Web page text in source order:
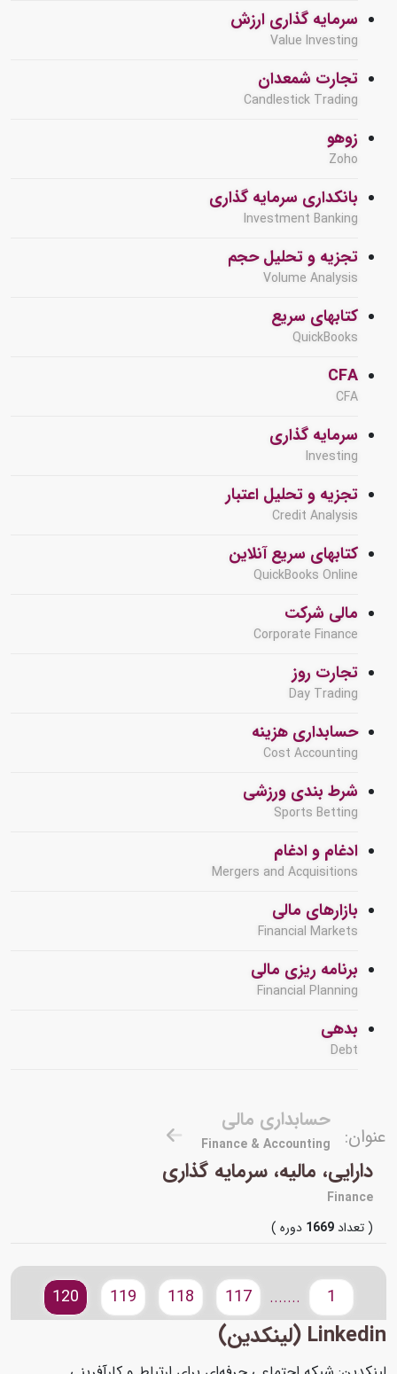
سرمایه گذاری ارزش
Value Investing
تجارت شمعدان
Candlestick Trading
زوهو
Zoho
بانکداری سرمایه گذاری
Investment Banking
تجزیه و تحلیل حجم
Volume Analysis
کتابهای سریع
QuickBooks
CFA
CFA
سرمایه گذاری
Investing
تجزیه و تحلیل اعتبار
Credit Analysis
کتابهای سریع آنلاین
QuickBooks Online
مالی شرکت
Corporate Finance
تجارت روز
Day Trading
حسابداری هزینه
Cost Accounting
شرط بندی ورزشی
Sports Betting
ادغام و ادغام
Mergers and Acquisitions
بازارهای مالی
Financial Markets
برنامه ریزی مالی
Financial Planning
بدهی
Debt
عنوان:
حسابداری مالی
Finance & Accounting
دارایی، مالیه، سرمایه گذاری
Finance
( تعداد1669 دوره )
.......
117
118
119
120
Linkedin (لینکدین)